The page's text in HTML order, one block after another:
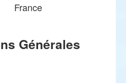
France
Générales